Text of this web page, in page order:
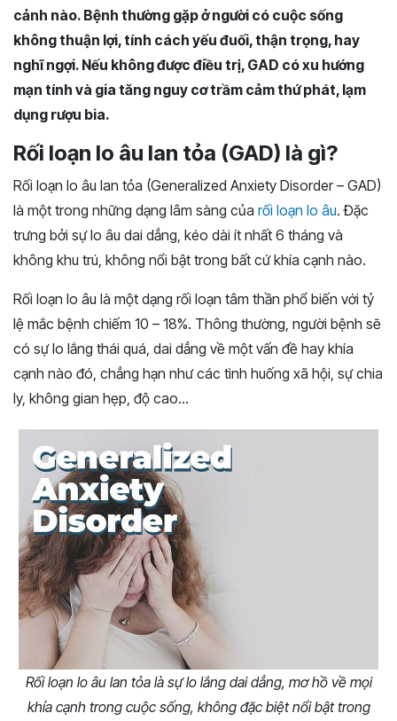
cảnh nào. Bệnh thường gặp ở người có cuộc sống
không thuận lợi, tính cách yếu đuối, thận trọng, hay
nghĩ ngợi. Nếu không được điều trị, GAD có xu hướng
mạn tính và gia tăng nguy cơ trầm cảm thứ phát, lạm
dụng rượu bia.
Rối loạn lo âu lan tỏa (GAD) là gì?
Rối loạn lo âu lan tỏa (Generalized Anxiety Disorder – GAD)
là một trong những dạng lâm sàng của rối loạn lo âu. Đặc
trưng bởi sự lo âu dai dẳng, kéo dài ít nhất 6 tháng và
không khu trú, không nổi bật trong bất cứ khía cạnh nào.
Rối loạn lo âu là một dạng rối loạn tâm thần phổ biến với tỷ
lệ mắc bệnh chiếm 10 – 18%. Thông thường, người bệnh sẽ
có sự lo lắng thái quá, dai dẳng về một vấn đề hay khía
cạnh nào đó, chẳng hạn như các tình huống xã hội, sự chia
ly, không gian hẹp, độ cao…
Rối loạn lo âu lan tỏa là sự lo lắng dai dẳng, mơ hồ về mọi
khía cạnh trong cuộc sống, không đặc biệt nổi bật trong